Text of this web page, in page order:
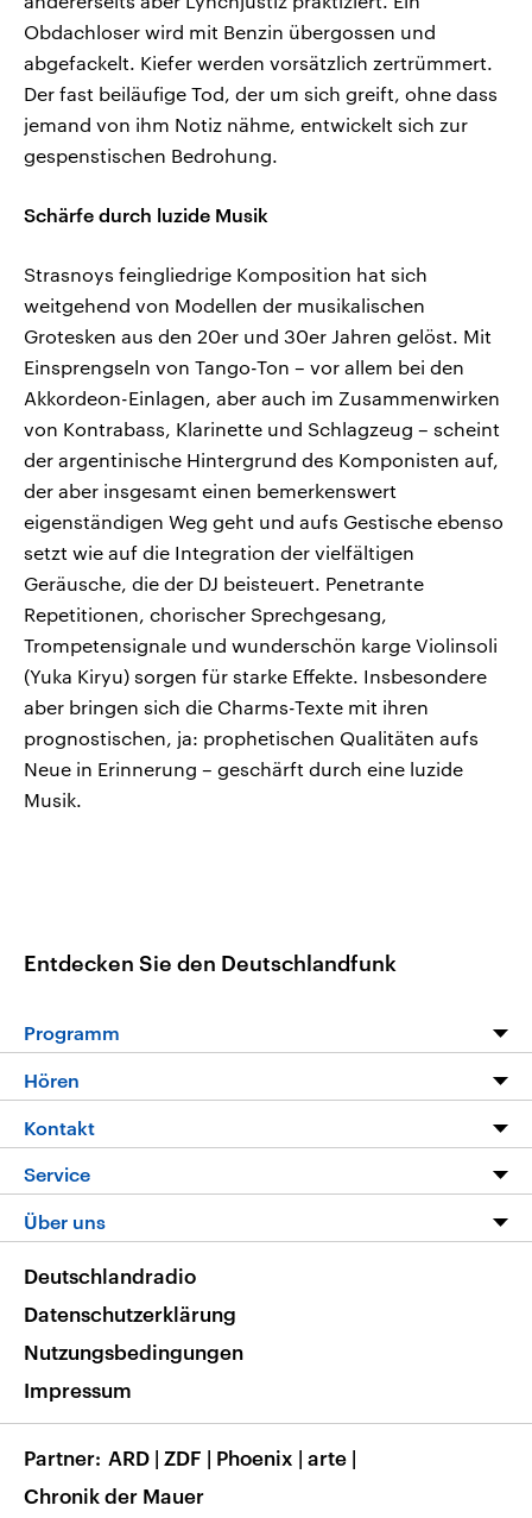
Obdachloser wird mit Benzin übergossen und
abgefackelt. Kiefer werden vorsätzlich zertrümmert.
Der fast beiläufige Tod, der um sich greift, ohne dass
jemand von ihm Notiz nähme, entwickelt sich zur
gespenstischen Bedrohung.
Schärfe durch luzide Musik
Strasnoys feingliedrige Komposition hat sich
weitgehend von Modellen der musikalischen
Grotesken aus den 20er und 30er Jahren gelöst. Mit
Einsprengseln von Tango-Ton – vor allem bei den
Akkordeon-Einlagen, aber auch im Zusammenwirken
von Kontrabass, Klarinette und Schlagzeug – scheint
der argentinische Hintergrund des Komponisten auf,
der aber insgesamt einen bemerkenswert
eigenständigen Weg geht und aufs Gestische ebenso
setzt wie auf die Integration der vielfältigen
Geräusche, die der DJ beisteuert. Penetrante
Repetitionen, chorischer Sprechgesang,
Trompetensignale und wunderschön karge Violinsoli
(Yuka Kiryu) sorgen für starke Effekte. Insbesondere
aber bringen sich die Charms-Texte mit ihren
prognostischen, ja: prophetischen Qualitäten aufs
Neue in Erinnerung – geschärft durch eine luzide
Musik.
Entdecken Sie den Deutschlandfunk
Programm
Die Nachrichten
Nachrichtenleicht
Neue Beiträge auf dlf.de
Hören
Livestream
Podcasts
Deutschlandfunk App
Nachrichten App
Frequenzen
Kontakt
Hörerservice
Service
FAQ
Veranstaltungen
Musikliste
RSS
Über uns
Barrierefreiheit
Deutschlandradio
Datenschutzerklärung
Nutzungsbedingungen
Impressum
Partner ARD | ZDF | Phoenix | arte |
Chronik der Mauer